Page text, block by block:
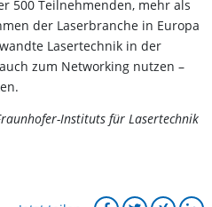
500 Teilnehmenden, mehr als
der Laserbranche in Europa
Lasertechnik in der
zum Networking nutzen –
Instituts für Lasertechnik